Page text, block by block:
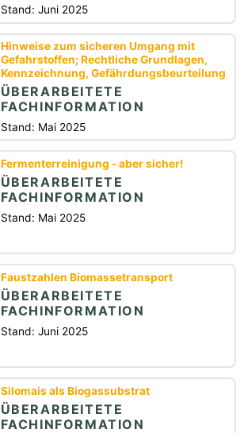
Stand: Juni 2025
Hinweise zum sicheren Umgang mit
Gefahrstoffen; Rechtliche Grundlagen,
Kennzeichnung, Gefährdungsbeurteilung
ÜBERARBEITETE
FACHINFORMATION
Stand: Mai 2025
Fermenterreinigung - aber sicher!
ÜBERARBEITETE
FACHINFORMATION
Stand: Mai 2025
Faustzahlen Biomassetransport
ÜBERARBEITETE
FACHINFORMATION
Stand: Juni 2025
Silomais als Biogassubstrat
ÜBERARBEITETE
FACHINFORMATION